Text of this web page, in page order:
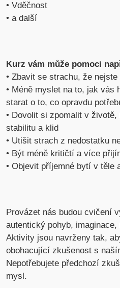
• Vděčnost
• a další
Kurz vám může pomoci
• Zbavit se strachu, že
• Méně myslet na to, jak vás
starat o to, co opravdu
• Dovolit si zpomalit v
stabilitu a klid
• Utišit strach z nedostatku
• Být méně kritičtí a více
• Objevit příjemné bytí v těle
Provázet nás budou cvičení
autentický pohyb,
Aktivity jsou navrženy tak,
obohacující zkušenost s
Nepotřebujete předchozí
mysl.